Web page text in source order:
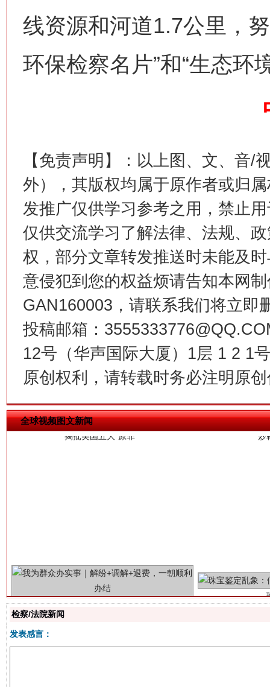
线资源和河道1.7公里，
环保检察名片”和“生态环
【免责声明】：以上图、文、音/
外），其版权均属于原作者或归
发推广仅供学习参考之用，禁止
仅供交流学习了解法律、法规、
权，部分文章转发推送时未能及
意侵犯到您的权益烦请告知本网
GAN160003，请联系我们将立即
投稿邮箱：
12号（华声国际大厦）1层 1 2 1
原创权利，请转载时务必注明原
全球视频图文新闻
习近平的博鳌关键词
“刷贴”乱象丛生
揭批美国五大"原罪" "炒
检察/法院新闻
发表感言：